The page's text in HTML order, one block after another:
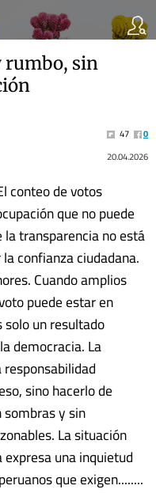
rumbo, sin
47
0
20.04.2026
conteo de votos
que no puede
transparencia no está
confianza ciudadana.
Cuando amplios
puede estar en
un resultado
democracia. La
sino hacerlo de
y sin
La situación
una inquietud
que exigen........